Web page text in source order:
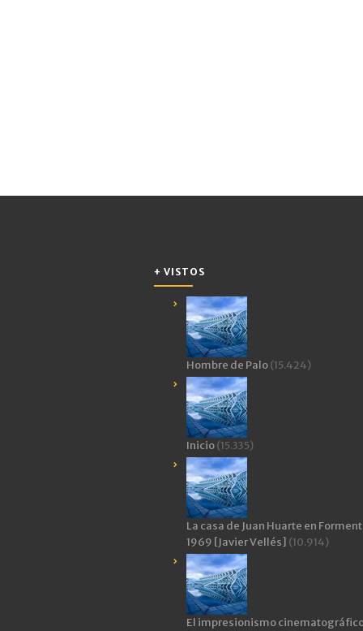
+ VISTOS
Hombre de Palo(15.424)
Inicio(15.335)
La casa de Juan Huarte en
1969 [Javier Vellés] (10.914)
El impresionismo